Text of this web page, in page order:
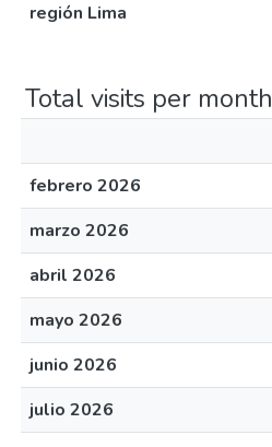
región Lima
Total visits per month
febrero 2026
marzo 2026
abril 2026
mayo 2026
junio 2026
julio 2026